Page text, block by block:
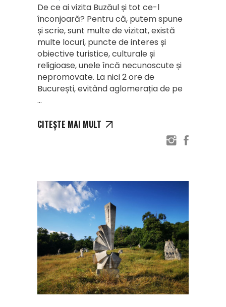
De ce ai vizita Buzăul și tot ce-l
înconjoară? Pentru că, putem spune
și scrie, sunt multe de vizitat, există
multe locuri, puncte de interes și
obiective turistice, culturale și
religioase, unele încă necunoscute și
nepromovate. La nici 2 ore de
București, evitând aglomerația de pe
CITEȘTE MAI MULT